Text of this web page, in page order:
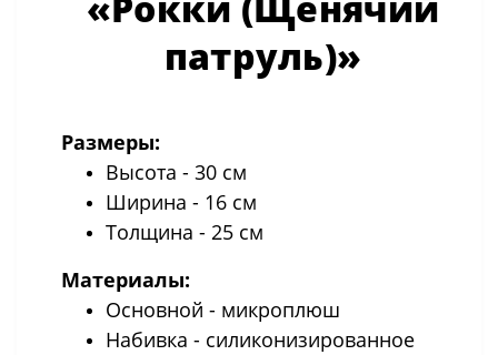
патруль)»
Размеры:
Высота - 30 см
Ширина - 16 см
Толщина - 25 см
Материалы:
Основной - микроплюш
Набивка - силиконизированное